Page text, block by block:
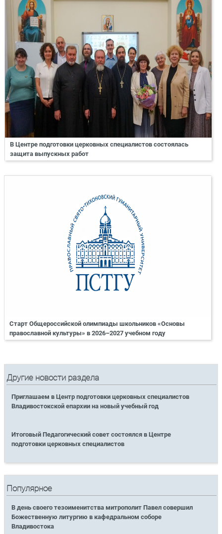
В Центре подготовки церковных специалистов состоялась
защита выпускных работ
Старт Общероссийской олимпиады школьников «Основы
православной культуры» в 2026–2027 учебном году
Другие новости раздела
Приглашаем в Центр подготовки церковных специалистов
Владивостокской епархии на новый учебный год
Итоговый Педагогический совет состоялся в Центре
подготовки церковных специалистов
Популярное
В день своего тезоименитства митрополит Павел совершил
Божественную литургию в кафедральном соборе
Владивостока